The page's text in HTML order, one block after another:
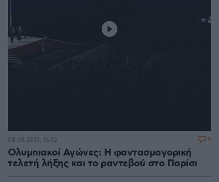
Ολυμπιακοί Αγώνες: Η φαντασμαγορική
τελετή λήξης και το ραντεβού στο Παρίσι
08.08.2021, 16:32 5